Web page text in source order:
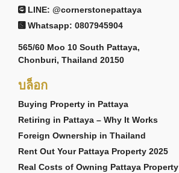
LINE: @cornerstonepattaya
Whatsapp: 0807945904
565/60 Moo 10 South Pattaya,
Chonburi, Thailand 20150
บล็อก
Buying Property in Pattaya
Retiring in Pattaya – Why It Works
Foreign Ownership in Thailand
Rent Out Your Pattaya Property 2025
Real Costs of Owning Pattaya Property